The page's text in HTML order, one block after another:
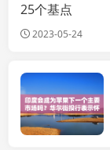
25个基点
2023-05-24